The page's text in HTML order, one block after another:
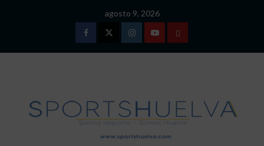
agosto 9, 2026
FacebookTwitterInstagramYoutubeTÉRMINOS
DE
USO